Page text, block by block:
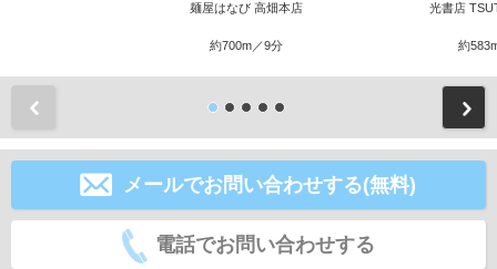
麺屋はなび 高畑本店
約700m／9分
光書店
約
メールでお問い合わせする(無料)
電話でお問い合わせする